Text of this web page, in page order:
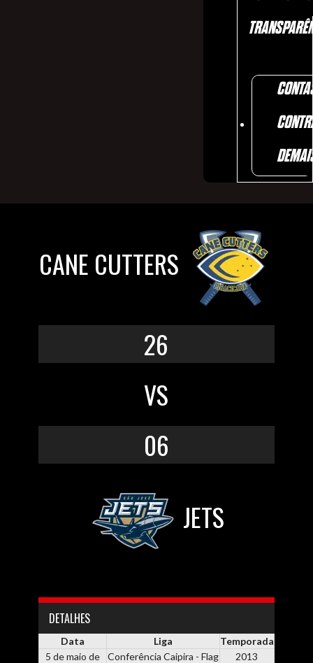
CANE CUTTERS
26
VS
06
JETS
DETALHES
Data Liga
Temporada
5 de maio de
Conferência Caipira - Flag
2013